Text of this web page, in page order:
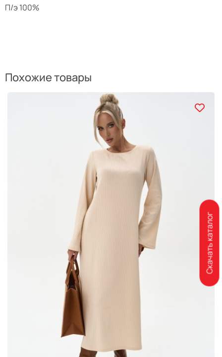
П/э 100%
Похожие товары
Скачать каталог